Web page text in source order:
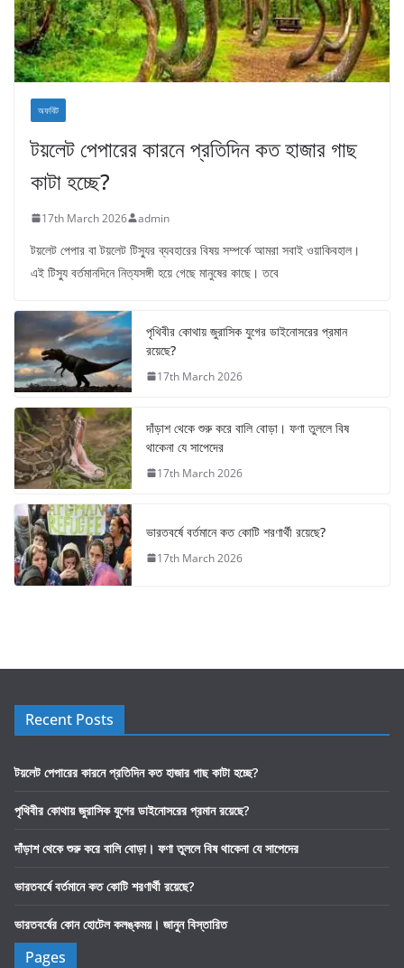
অফবিট
টয়লেট পেপারের কারনে প্রতিদিন কত হাজার গাছ
কাটা হচ্ছে?
17th March 2026 admin
টয়লেট পেপার বা টয়লেট টিস্যুর ব্যবহারের বিষয় সম্পর্কে আমরা সবাই ওয়াকিবহাল।
এই টিস্যু বর্তমানদিনে নিত্যসঙ্গী হয়ে গেছে মানুষের কাছে। তবে
পৃথিবীর কোথায় জুরাসিক যুগের ডাইনোসরের প্রমান
রয়েছে?
17th March 2026
দাঁড়াশ থেকে শুরু করে বালি বোড়া। ফণা তুললে বিষ
থাকেনা যে সাপেদের
17th March 2026
ভারতবর্ষে বর্তমানে কত কোটি শরণার্থী রয়েছে?
17th March 2026
Recent Posts
টয়লেট পেপারের কারনে প্রতিদিন কত হাজার গাছ কাটা হচ্ছে?
পৃথিবীর কোথায় জুরাসিক যুগের ডাইনোসরের প্রমান রয়েছে?
দাঁড়াশ থেকে শুরু করে বালি বোড়া। ফণা তুললে বিষ থাকেনা যে সাপেদের
ভারতবর্ষে বর্তমানে কত কোটি শরণার্থী রয়েছে?
ভারতবর্ষের কোন হোটেল কলঙ্কময়। জানুন বিস্তারিত
Pages